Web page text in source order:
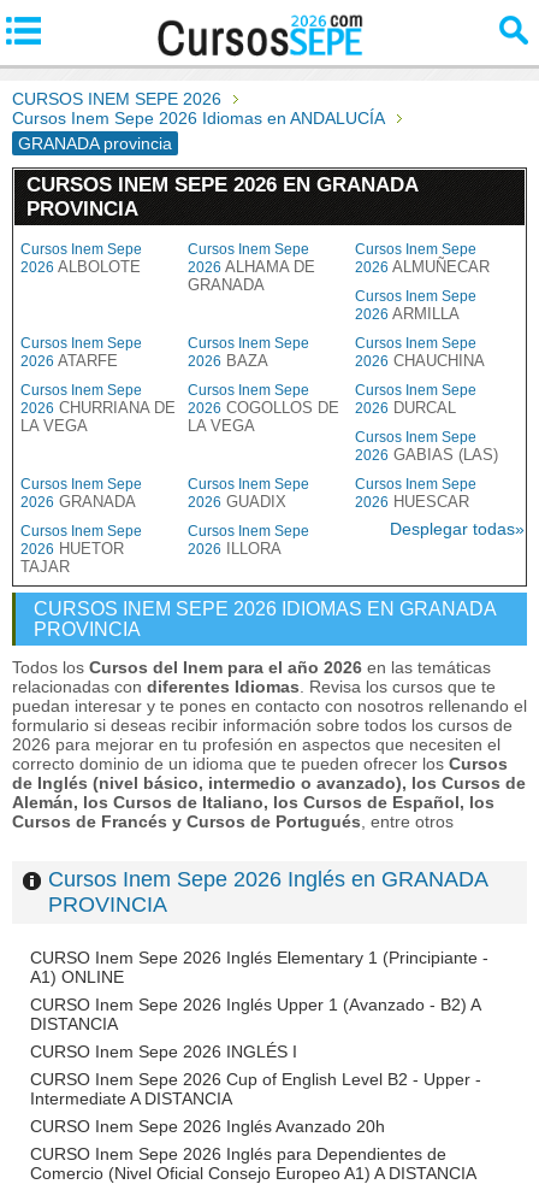
CURSOS INEM SEPE 2026
Cursos Inem Sepe 2026 Idiomas en ANDALUCÍA
GRANADA provincia
CURSOS INEM SEPE 2026 EN GRANADA
PROVINCIA
Cursos Inem Sepe
2026 ALBOLOTE
Cursos Inem Sepe
2026 ALHAMA DE
GRANADA
Cursos Inem Sepe
2026 ALMUÑECAR
Cursos Inem Sepe
2026 ARMILLA
Cursos Inem Sepe
2026 ATARFE
Cursos Inem Sepe
2026 BAZA
Cursos Inem Sepe
2026 CHAUCHINA
Cursos Inem Sepe
2026 CHURRIANA DE
LA VEGA
Cursos Inem Sepe
2026 COGOLLOS DE
LA VEGA
Cursos Inem Sepe
2026 DURCAL
Cursos Inem Sepe
2026 GABIAS (LAS)
Cursos Inem Sepe
2026 GRANADA
Cursos Inem Sepe
2026 GUADIX
Cursos Inem Sepe
2026 HUESCAR
Cursos Inem Sepe
2026 HUETOR
TAJAR
Cursos Inem Sepe
2026
ILLORA
Desplegar todas»
CURSOS INEM SEPE 2026 IDIOMAS EN GRANADA
PROVINCIA
Todos los Cursos del Inem para el año 2026 en las temáticas
relacionadas con diferentes Idiomas . Revisa los cursos que te
puedan interesar y te pones en contacto con nosotros rellenando el
formulario si deseas recibir información sobre todos los cursos de
2026 para mejorar en tu profesión en aspectos que necesiten el
correcto dominio de un idioma que te pueden ofrecer los Cursos
de Inglés (nivel básico, intermedio o avanzado), los Cursos de
Alemán, los Cursos de Italiano, los Cursos de Español, los
Cursos de Francés y Cursos de Portugués , entre otros
Cursos Inem Sepe 2026 Inglés en GRANADA
PROVINCIA
CURSO Inem Sepe 2026 Inglés Elementary 1 (Principiante -
A1) ONLINE
CURSO Inem Sepe 2026 Inglés Upper 1 (Avanzado - B2) A
DISTANCIA
CURSO Inem Sepe 2026 INGLÉS I
CURSO Inem Sepe 2026 Cup of English Level B2 - Upper -
Intermediate A DISTANCIA
CURSO Inem Sepe 2026 Inglés Avanzado 20h
CURSO Inem Sepe 2026 Inglés para Dependientes de
Comercio (Nivel Oficial Consejo Europeo A1) A DISTANCIA